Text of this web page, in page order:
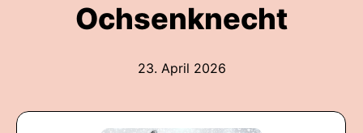
Ochsenknecht
23. April 2026